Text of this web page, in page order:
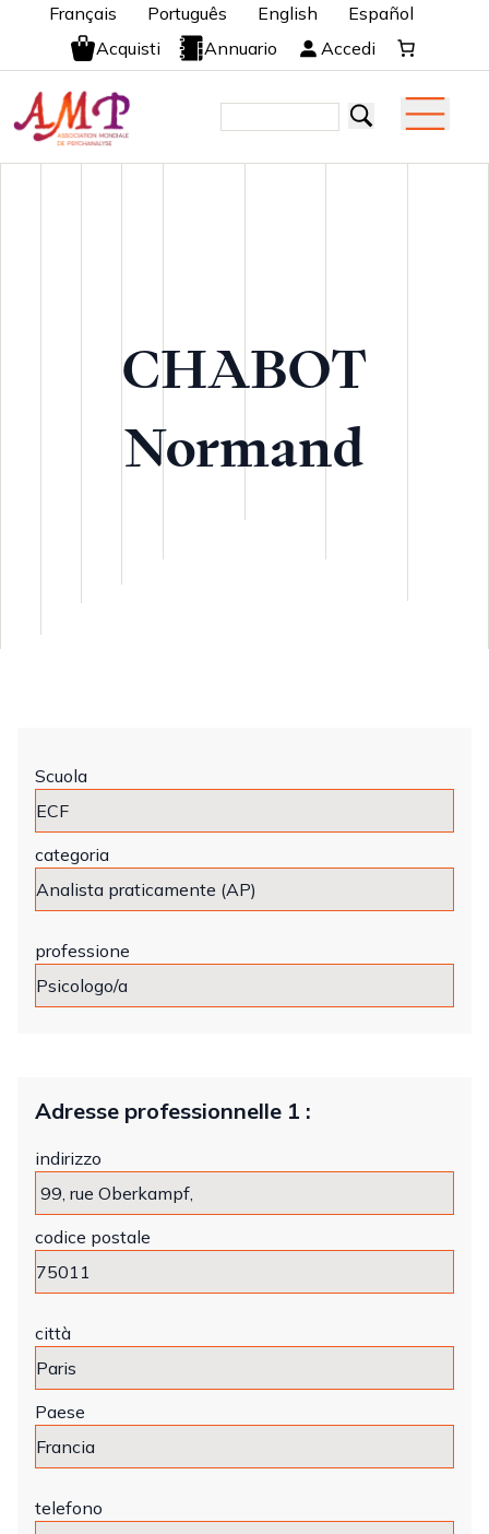
Français Português English
Español
Acquisti
Annuario Accedi
CHABOT
Normand
Scuola
categoria
professione
Adresse professionnelle 1 :
indirizzo
codice postale
città
Paese
telefono